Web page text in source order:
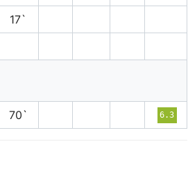
17`
70` 6.3